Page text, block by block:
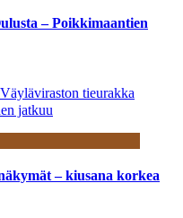
– Poikkimaantien
tieurakka
jatkuu
– kiusana korkea